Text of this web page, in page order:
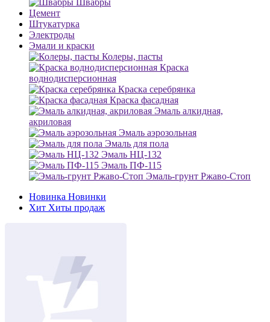
Швабры
Цемент
Штукатурка
Электроды
Эмали и краски
Колеры, пасты
Краска
воднодисперсионная
Краска серебрянка
Краска фасадная
Эмаль алкидная,
акриловая
Эмаль аэрозольная
Эмаль для пола
Эмаль НЦ-132
Эмаль ПФ-115
Эмаль-грунт Ржаво-Стоп
Новинка Новинки
Хит Хиты продаж